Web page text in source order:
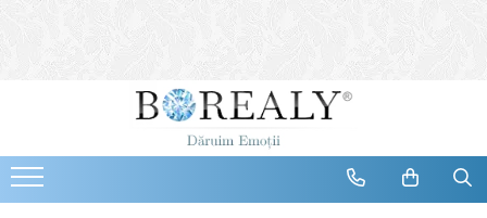
Bijuterii
Cercei
Bratari